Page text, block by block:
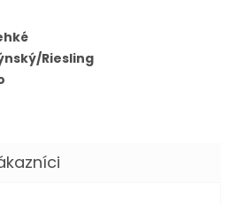
Riesling